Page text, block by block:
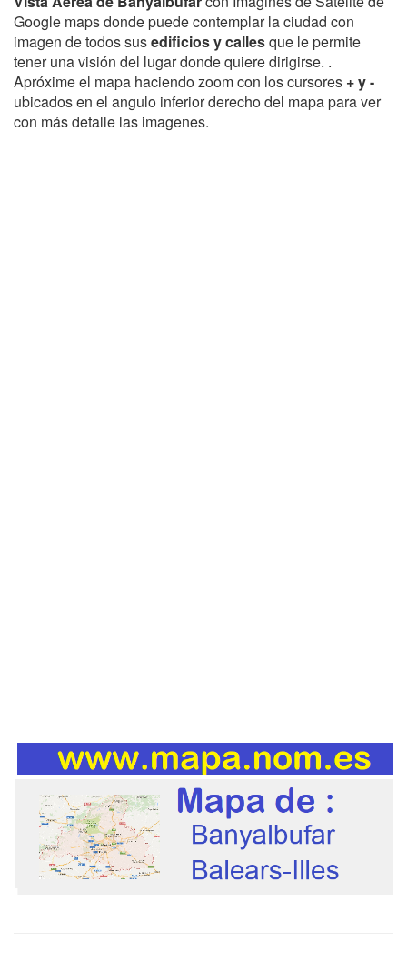
Google maps donde puede contemplar la ciudad con
imagen de todos susedificios y callesque le permite
tener una visión del lugar donde quiere dirigirse. .
Apróxime el mapa haciendo zoom con los cursores + y -
ubicados en el angulo inferior derecho del mapa para ver
con más detalle las imagenes.